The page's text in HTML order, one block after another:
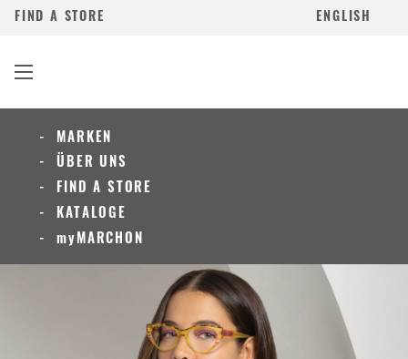
ENGLISH
FIND A STORE
MARKEN
ÜBER UNS
FIND A STORE
KATALOGE
myMARCHON